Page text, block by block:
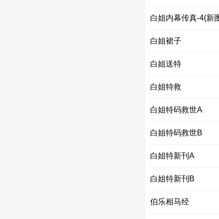
白姐内幕传真-4(新
白姐裙子
白姐送特
白姐特救
白姐特码救世A
白姐特码救世B
白姐特新刊A
白姐特新刊B
伯乐相马经